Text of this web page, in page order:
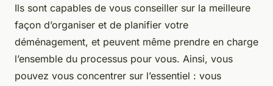
Ils sont capables de vous conseiller sur la meilleure
façon d’organiser et de planifier votre
déménagement, et peuvent même prendre en charge
l’ensemble du processus pour vous. Ainsi, vous
pouvez vous concentrer sur l’essentiel : vous